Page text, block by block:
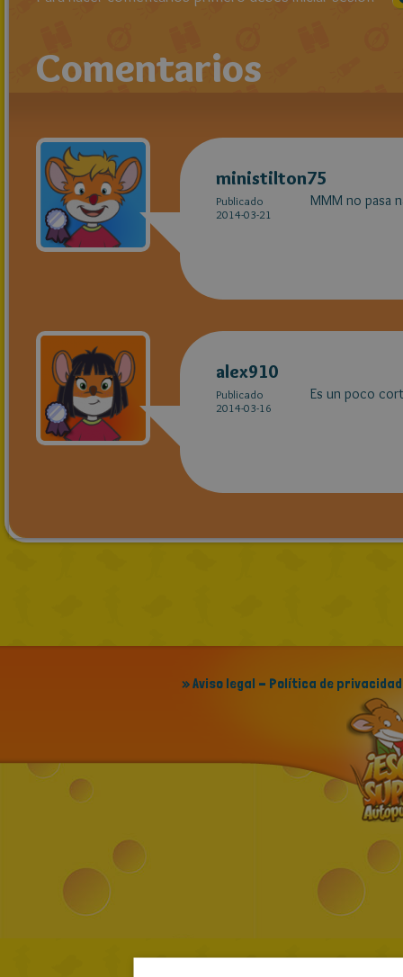
Comentarios
ministilton75
Publicado
2014-03-21
MMM no pasa
alex910
Publicado
2014-03-16
Es un poco
» Aviso legal - Política de privacidad